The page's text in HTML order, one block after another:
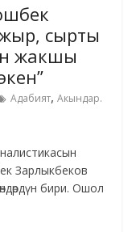
сырты
жакшы
Адабият,Акындар.
Зарлыкбеков
бири. Ошол